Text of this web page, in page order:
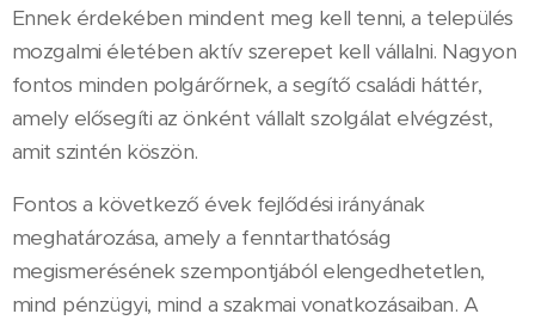
Ennek érdekében mindent meg kell tenni, a település
mozgalmi életében aktív szerepet kell vállalni. Nagyon
fontos minden polgárőrnek, a segítő családi háttér,
amely elősegíti az önként vállalt szolgálat elvégzést,
amit szintén köszön.
Fontos a következő évek fejlődési irányának
meghatározása, amely a fenntarthatóság
megismerésének szempontjából elengedhetetlen,
mind pénzügyi, mind a szakmai vonatkozásaiban. A